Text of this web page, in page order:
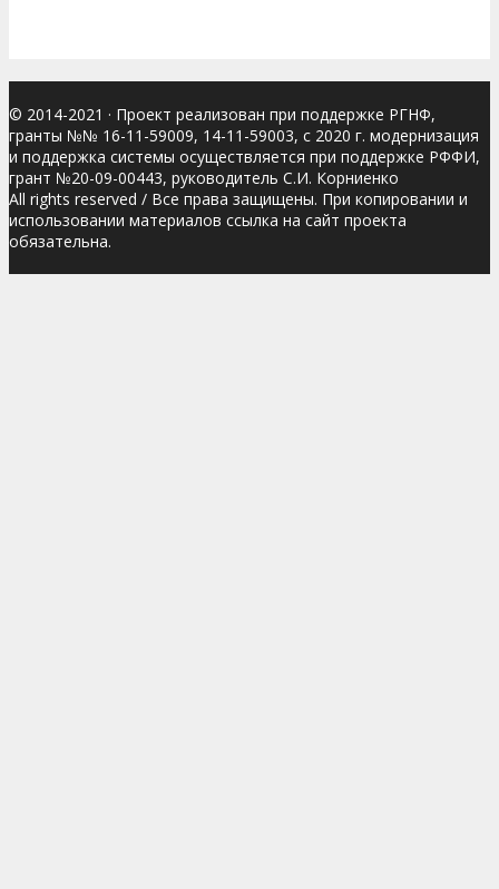
© 2014-2021 · Проект реализован при поддержке РГНФ,
гранты №№ 16-11-59009, 14-11-59003, с 2020 г. модернизация
и поддержка системы осуществляется при поддержке РФФИ,
грант №20-09-00443, руководитель С.И. Корниенко
All rights reserved / Все права защищены. При копировании и
использовании материалов ссылка на сайт проекта
обязательна.